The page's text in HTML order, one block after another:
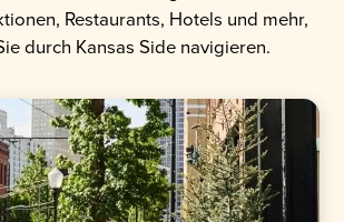
Restaurants, Hotels und mehr,
durch Kansas Side navigieren.